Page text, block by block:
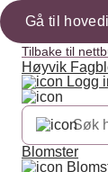
Gå til
Tilbake til
Høyvik
Logg
Blomster